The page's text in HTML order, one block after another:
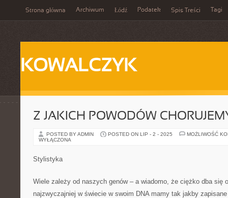
Strona główna Archiwum Łódź Podatek Spis Treści Tagi
KOWALCZYK
Z JAKICH POWODÓW
POSTED BY ADMIN POSTED ON LIP - 2 - 2025
MOŻLIWOŚĆ
WYŁĄCZONA
Stylistyka
Wiele zależy od naszych genów – a wiadomo, że ciężko dba się
najzwyczajniej w świecie w swoim DNA mamy tak jakby